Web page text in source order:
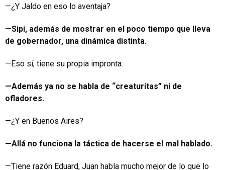
—¿Y Jaldo en eso lo aventaja?
—Sipi, además de mostrar en el poco tiempo que lleva
de gobernador, una dinámica distinta.
—Eso sí, tiene su propia impronta.
—Además ya no se habla de “creaturitas” ni de
ofladores.
—¿Y en Buenos Aires?
—Allá no funciona la táctica de hacerse el mal hablado.
—Tiene razón Eduard, Juan habla mucho mejor de lo que lo